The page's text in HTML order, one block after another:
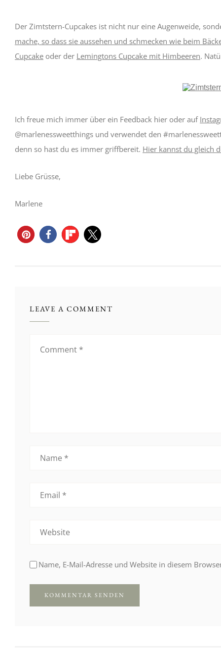
Der Zimtstern-Cupcakes ist nicht nur eine Augenweide,
mache, so dass sie aussehen und schmecken wie beim
Cupcake oder der Lemingtons Cupcake mit Himbeeren.
Ich freue mich immer über ein Feedback hier oder auf
@marlenessweetthings und verwendet den
denn so hast du es immer griffbereit. Hier kannst du gleich
Liebe Grüsse,
Marlene
LEAVE A COMMENT
Name, E-Mail-Adresse und Website in diesem